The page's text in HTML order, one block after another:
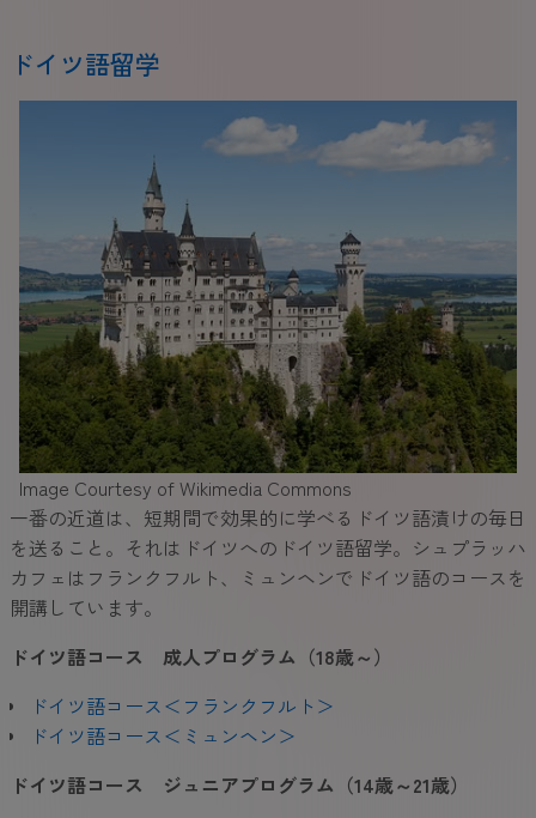
ドイツ語留学
Image Courtesy of Wikimedia Commons
一番の近道は、短期間で効果的に学べるドイツ語漬けの毎日
を送ること。それはドイツへのドイツ語留学。シュプラッハ
カフェはフランクフルト、ミュンヘンでドイツ語のコースを
開講しています。
ドイツ語コース 成人プログラム（18歳～）
ドイツ語コース＜フランクフルト＞
ドイツ語コース＜ミュンヘン＞
ドイツ語コース ジュニアプログラム（14歳～21歳）